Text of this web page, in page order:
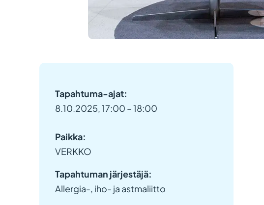
Tapahtuma-ajat:
8.10.2025, 17:00 – 18:00
Paikka:
VERKKO
Tapahtuman järjestäjä:
Allergia-, iho- ja astmaliitto